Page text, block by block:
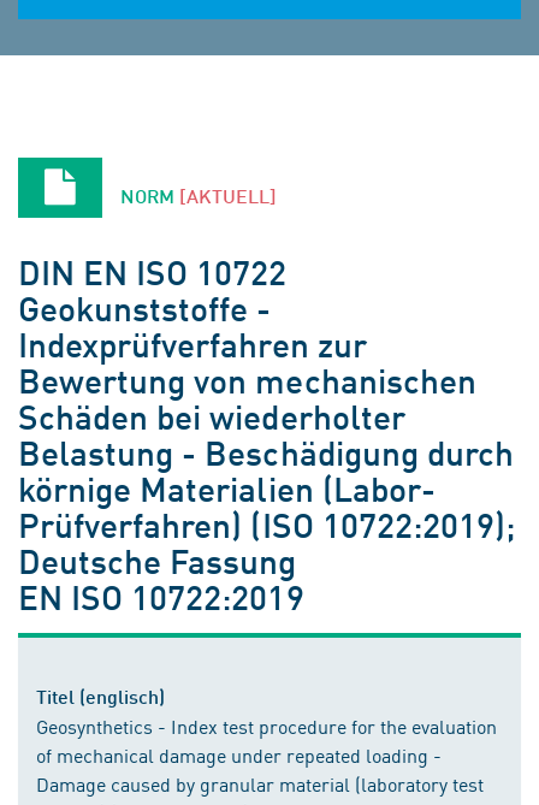
NORM [AKTUELL]
DIN EN ISO 10722
Geokunststoffe -
Indexprüfverfahren zur
Bewertung von mechanischen
Schäden bei wiederholter
Belastung - Beschädigung durch
körnige Materialien (Labor-
Prüfverfahren) (ISO 10722:2019);
Deutsche Fassung
EN ISO 10722:2019
Titel (englisch)
Geosynthetics - Index test procedure for the evaluation
of mechanical damage under repeated loading -
Damage caused by granular material (laboratory test